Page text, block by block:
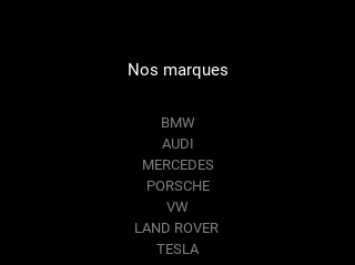
Nos marques
BMW
AUDI
MERCEDES
PORSCHE
VW
LAND ROVER
TESLA